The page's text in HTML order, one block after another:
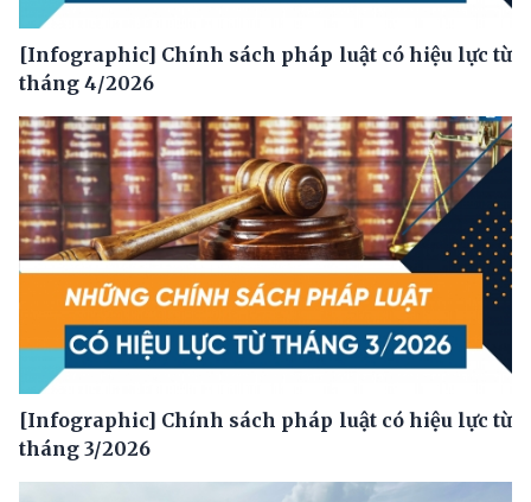
[Infographic] Chính sách pháp luật có hiệu lực từ
tháng 4/2026
[Infographic] Chính sách pháp luật có hiệu lực từ
tháng 3/2026